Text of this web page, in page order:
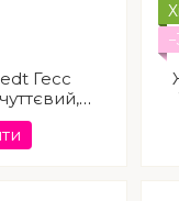
Гесс